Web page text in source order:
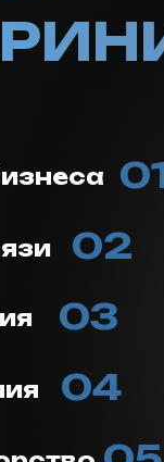
02
03
04